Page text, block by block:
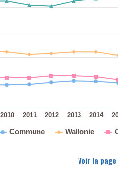
Commune Wallonie
2010 2011 2012 2013 2014
Voir la